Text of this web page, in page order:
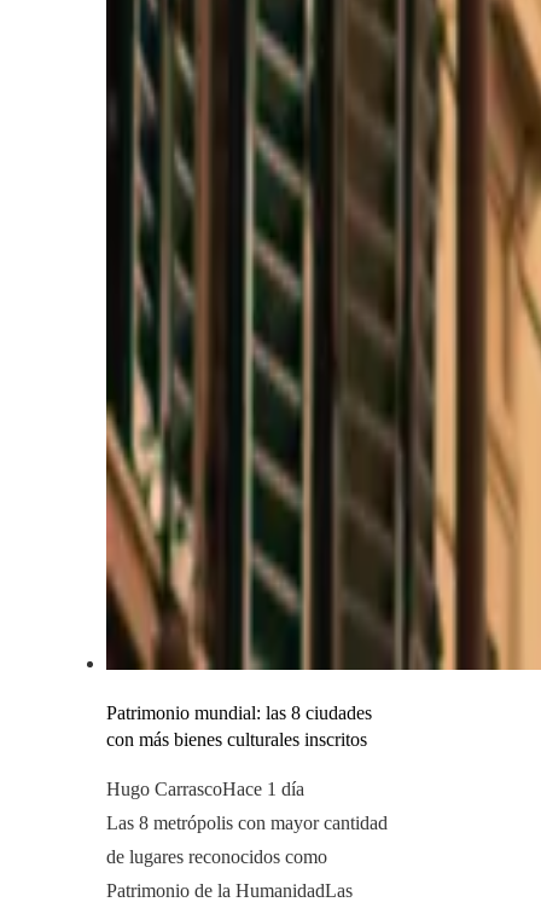
Patrimonio mundial: las 8 ciudades
con más bienes culturales inscritos
Hugo CarrascoHace 1 día
Las 8 metrópolis con mayor cantidad
de lugares reconocidos como
Patrimonio de la HumanidadLas